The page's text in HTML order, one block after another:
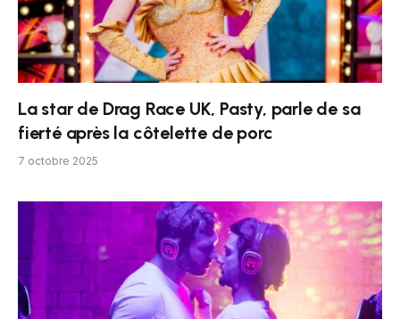
La star de Drag Race UK, Pasty, parle de sa
fierté après la côtelette de porc
7 octobre 2025